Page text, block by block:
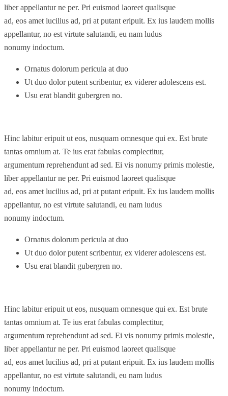
liber appellantur ne per. Pri euismod laoreet qualisque
ad, eos amet lucilius ad, pri at putant eripuit. Ex ius laudem mollis
appellantur, no est virtute salutandi, eu nam ludus
nonumy indoctum.
Ornatus dolorum pericula at duo
Ut duo dolor putent scribentur, ex viderer adolescens est.
Usu erat blandit gubergren no.
Hinc labitur eripuit ut eos, nusquam omnesque qui ex. Est brute
tantas omnium at. Te ius erat fabulas complectitur,
argumentum reprehendunt ad sed. Ei vis nonumy primis molestie,
liber appellantur ne per. Pri euismod laoreet qualisque
ad, eos amet lucilius ad, pri at putant eripuit. Ex ius laudem mollis
appellantur, no est virtute salutandi, eu nam ludus
nonumy indoctum.
Ornatus dolorum pericula at duo
Ut duo dolor putent scribentur, ex viderer adolescens est.
Usu erat blandit gubergren no.
Hinc labitur eripuit ut eos, nusquam omnesque qui ex. Est brute
tantas omnium at. Te ius erat fabulas complectitur,
argumentum reprehendunt ad sed. Ei vis nonumy primis molestie,
liber appellantur ne per. Pri euismod laoreet qualisque
ad, eos amet lucilius ad, pri at putant eripuit. Ex ius laudem mollis
appellantur, no est virtute salutandi, eu nam ludus
nonumy indoctum.